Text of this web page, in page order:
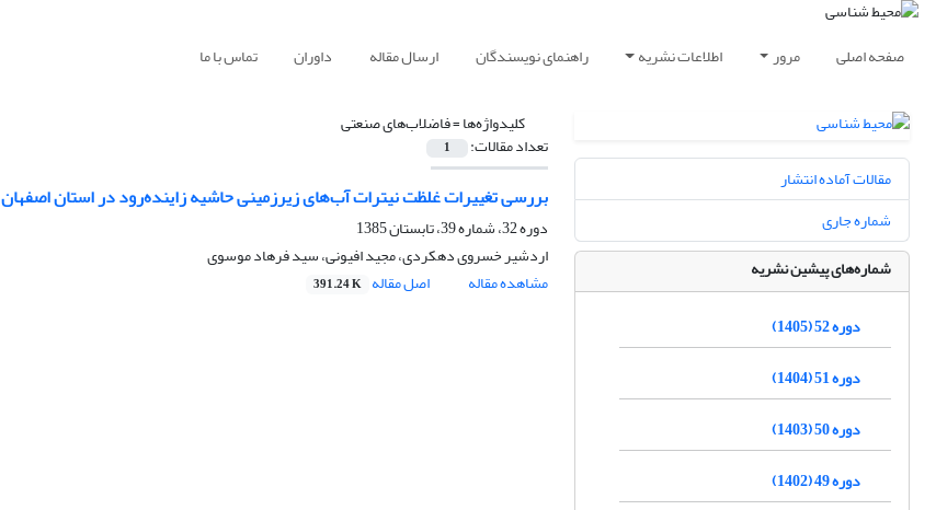
صفحه اصلی مرور اطلاعات نشریه راهنمای نویسندگان ارسال مقاله داوران تماس با ما
کلیدواژه‌ها =فاضلاب‌های صنعتی
تعداد مقالات: 1
بررسی تغییرات غلظت نیترات آب‌های زیرزمینی حاشیه زاینده‌رود در استان اصفهان
دوره 32، شماره 39، تابستان 1385
اردشیر خسروی دهکردی، مجید افیونی، سید فرهاد موسوی
مشاهده مقاله
اصل مقاله 391.24 K
مقالات آماده انتشار
شماره جاری
شماره‌های پیشین نشریه
دوره 52 (1405)
دوره 51 (1404)
دوره 50 (1403)
دوره 49 (1402)